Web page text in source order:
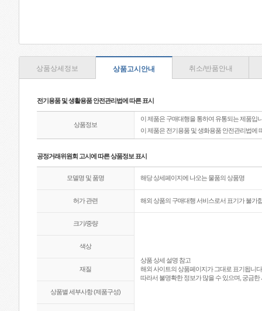
상품상세정보 상품고시안내 취소/반품안내
전기용품 및 생활용품 안전관리법에 따른 표시
상품정보
이 제품은 구매대행을 통하여 유통되는 제품입
이 제품은 전기용품 및 생화용품 안전관리법에
공정거래위원회 고시에 따른 상품정보 표시
모델명 및 품명 해당 상세페이지에 나오는 물품의 상품명
허가 관련 해외 상품의 구매대행 서비스로서 표기가 불가
크기/중량
상품 상세 설명 참고
해외 사이트의 상품페이지가 그대로 표기됩니
따라서 불명확한 정보가 많을 수 있으며, 궁금
색상
재질
상품별 세부사항 (제품구성)